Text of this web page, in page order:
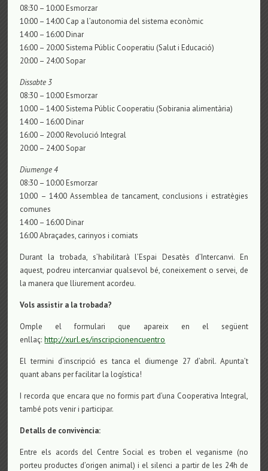
08:30 – 10:00 Esmorzar
10:00 – 14:00 Cap a l’autonomia del sistema econòmic
14:00 – 16:00 Dinar
16:00 – 20:00 Sistema Públic Cooperatiu (Salut i Educació)
20:00 – 24:00 Sopar
Dissabte 3
08:30 – 10:00 Esmorzar
10:00 – 14:00 Sistema Públic Cooperatiu (Sobirania alimentària)
14:00 – 16:00 Dinar
16:00 – 20:00 Revolució Integral
20:00 – 24:00 Sopar
Diumenge 4
08:30 – 10:00 Esmorzar
10:00 – 14:00 Assemblea de tancament, conclusions i estratègies
comunes
14:00 – 16:00 Dinar
16:00 Abraçades, carinyos i comiats
Durant la trobada, s’habilitarà l’Espai Desatès d’Intercanvi. En
aquest, podreu intercanviar qualsevol bé, coneixement o servei, de
la manera que lliurement acordeu.
Vols assistir a la trobada?
Omple el formulari que apareix en el següent
enllaç: http://xurl.es/inscripcionencuentro
El termini d’inscripció es tanca el diumenge 27 d’abril. Apunta’t
quant abans per facilitar la logística!
I recorda que encara que no formis part d’una Cooperativa Integral,
també pots venir i participar.
Detalls de convivència:
Entre els acords del Centre Social es troben el veganisme (no
porteu productes d’origen animal) i el silenci a partir de les 24h de